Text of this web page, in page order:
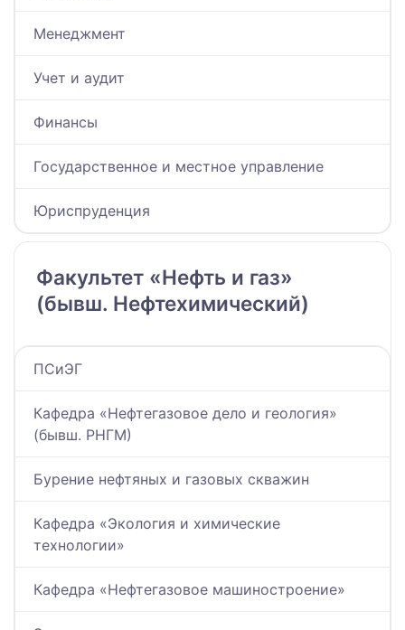
Менеджмент
Учет и аудит
Финансы
Государственное и местное управление
Юриспруденция
Факультет «Нефть и газ»
(бывш. Нефтехимический)
ПСиЭГ
Кафедра «Нефтегазовое дело и геология»
(бывш. РНГМ)
Бурение нефтяных и газовых скважин
Кафедра «Экология и химические
технологии»
Кафедра «Нефтегазовое машиностроение»